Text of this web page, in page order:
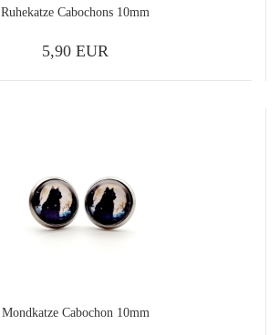
Ruhekatze Cabochons 10mm
5,90 EUR
Mondkatze Cabochon 10mm